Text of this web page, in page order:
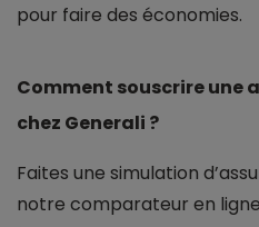
pour faire des économies.
Comment souscrire une
chez Generali ?
Faites une simulation
notre comparateur en